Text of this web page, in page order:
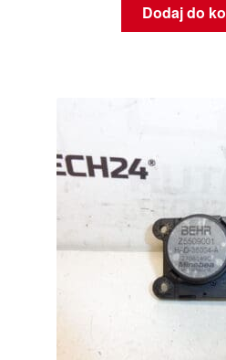
Dodaj do